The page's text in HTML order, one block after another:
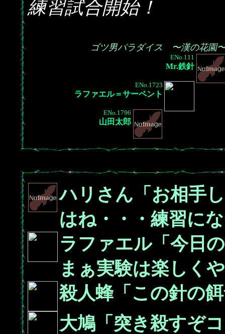
練習試合開始！
ゴツ男パラダイス 〜漢の花園
ENo.111
Mr.鉄針
ENo.1723
ラファエル＝サーペント
ENo.1796
山田太郎
ハリさん「お相手
はね・・・練習に
ラファエル「今日
まぁ実験は楽し
殺人蜂「この針の
大鳩「突き殺すぞ